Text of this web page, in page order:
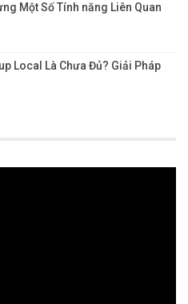
Một Số Tính năng Liên Quan
Local Là Chưa Đủ? Giải Pháp